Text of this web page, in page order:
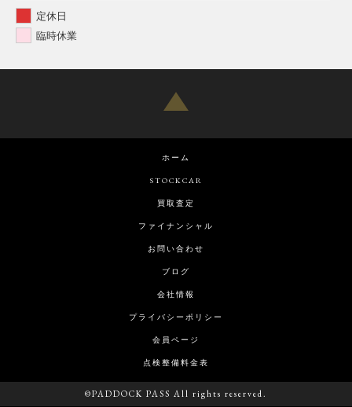
定休日
臨時休業
ホーム
STOCKCAR
買取査定
ファイナンシャル
お問い合わせ
ブログ
会社情報
プライバシーポリシー
会員ページ
点検整備料金表
©PADDOCK PASS All rights reserved.